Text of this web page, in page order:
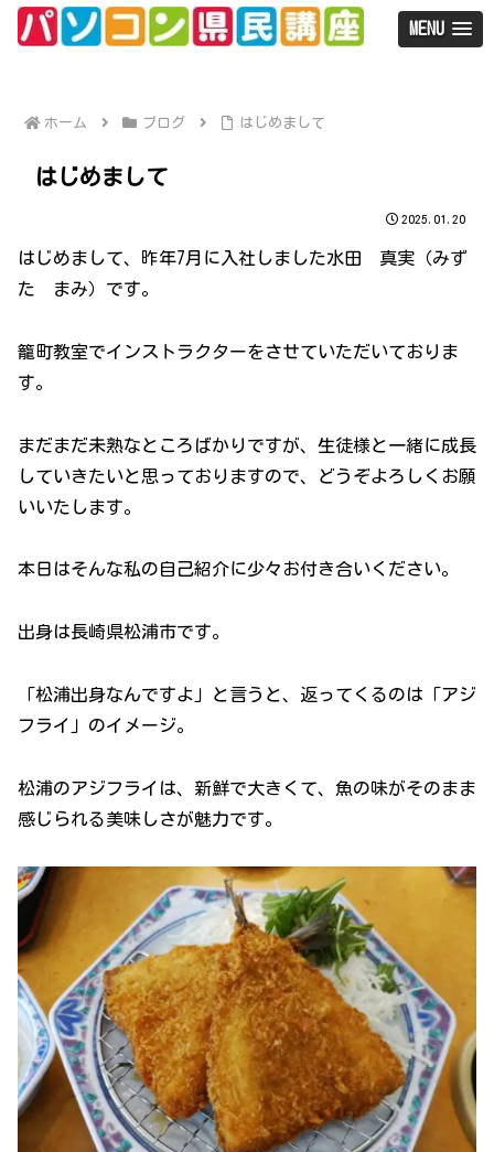
MENU
ホーム ブログ はじめまして
はじめまして
2025.01.20
はじめまして、昨年7月に入社しました水田 真実（みず
た まみ）です。
籠町教室でインストラクターをさせていただいておりま
す。
まだまだ未熟なところばかりですが、生徒様と一緒に成長
していきたいと思っておりますので、どうぞよろしくお願
いいたします。
本日はそんな私の自己紹介に少々お付き合いください。
出身は長崎県松浦市です。
「松浦出身なんですよ」と言うと、返ってくるのは「アジ
フライ」のイメージ。
松浦のアジフライは、新鮮で大きくて、魚の味がそのまま
感じられる美味しさが魅力です。